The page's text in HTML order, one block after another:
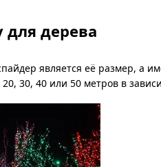
для дерева
является её размер, а
30, 40 или 50 метров в